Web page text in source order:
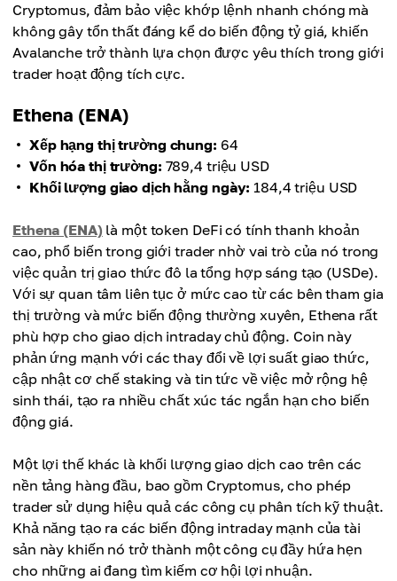
Cryptomus, đảm bảo việc khớp lệnh nhanh chóng mà
không gây tổn thất đáng kể do biến động tỷ giá, khiến
Avalanche trở thành lựa chọn được yêu thích trong giới
trader hoạt động tích cực.
Ethena (ENA)
Xếp hạng thị trường chung: 64
Vốn hóa thị trường: 789,4 triệu USD
Khối lượng giao dịch hằng ngày: 184,4 triệu USD
Ethena (ENA) là một token DeFi có tính thanh khoản
cao, phổ biến trong giới trader nhờ vai trò của nó trong
việc quản trị giao thức đô la tổng hợp sáng tạo (USDe).
Với sự quan tâm liên tục ở mức cao từ các bên tham gia
thị trường và mức biến động thường xuyên, Ethena rất
phù hợp cho giao dịch intraday chủ động. Coin này
phản ứng mạnh với các thay đổi về lợi suất giao thức,
cập nhật cơ chế staking và tin tức về việc mở rộng hệ
sinh thái, tạo ra nhiều chất xúc tác ngắn hạn cho biến
động giá.
Một lợi thế khác là khối lượng giao dịch cao trên các
nền tảng hàng đầu, bao gồm Cryptomus, cho phép
trader sử dụng hiệu quả các công cụ phân tích kỹ thuật.
Khả năng tạo ra các biến động intraday mạnh của tài
sản này khiến nó trở thành một công cụ đầy hứa hẹn
cho những ai đang tìm kiếm cơ hội lợi nhuận.